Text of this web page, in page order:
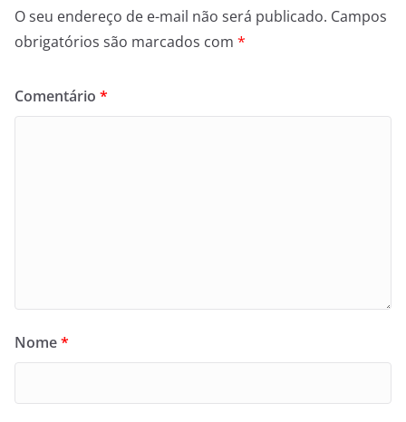
O seu endereço de e-mail não será publicado. Campos
obrigatórios são marcados com *
Comentário *
Nome*